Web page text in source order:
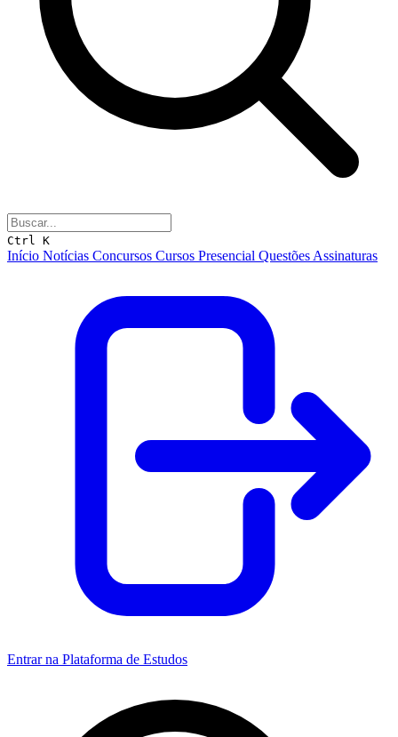
Ctrl K
Início Notícias Concursos Cursos Presencial Questões Assinaturas
Entrar na Plataforma de Estudos